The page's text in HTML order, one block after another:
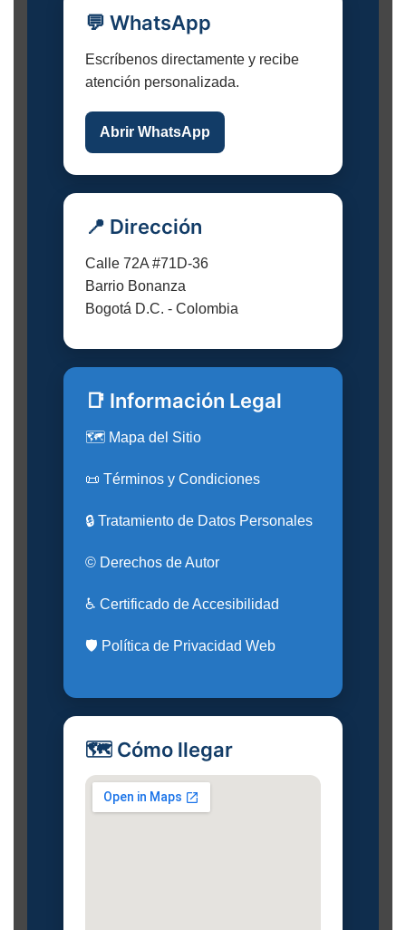
💬 WhatsApp
Escríbenos directamente y recibe
atención personalizada.
Abrir WhatsApp
📍 Dirección
Calle 72A #71D-36
Barrio Bonanza
Bogotá D.C. - Colombia
📑 Información Legal
🗺️ Mapa del Sitio
📜 Términos y Condiciones
🔒 Tratamiento de Datos Personales
© Derechos de Autor
♿ Certificado de Accesibilidad
🛡️ Política de Privacidad Web
🗺️ Cómo llegar